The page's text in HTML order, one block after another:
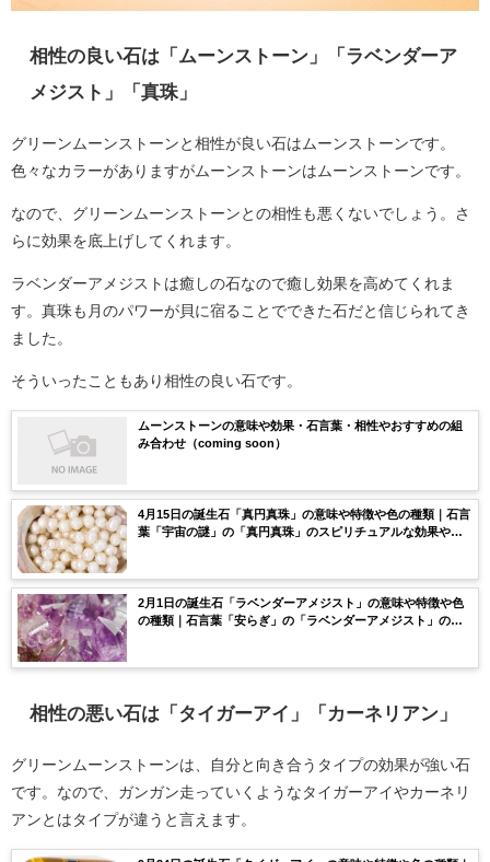
相性の良い石は「ムーンストーン」「ラベンダーア
メジスト」「真珠」
グリーンムーンストーンと相性が良い石はムーンストーンです。
色々なカラーがありますがムーンストーンはムーンストーンです。
なので、グリーンムーンストーンとの相性も悪くないでしょう。さ
らに効果を底上げしてくれます。
ラベンダーアメジストは癒しの石なので癒し効果を高めてくれま
す。真珠も月のパワーが貝に宿ることでできた石だと信じられてき
ました。
そういったこともあり相性の良い石です。
ムーンストーンの意味や効果・石言葉・相性やおすすめの組
み合わせ（coming soon）
4月15日の誕生石「真円真珠」の意味や特徴や色の種類｜石言
葉「宇宙の謎」の「真円真珠」のスピリチュアルな効果や浄
2月1日の誕生石「ラベンダーアメジスト」の意味や特徴や色
の種類｜石言葉「安らぎ」の「ラベンダーアメジスト」のス
相性の悪い石は「タイガーアイ」「カーネリアン」
グリーンムーンストーンは、自分と向き合うタイプの効果が強い石
です。なので、ガンガン走っていくようなタイガーアイやカーネリ
アンとはタイプが違うと言えます。